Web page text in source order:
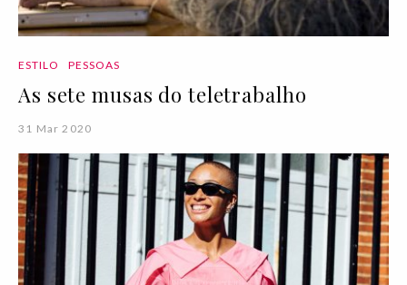
ESTILO PESSOAS
As sete musas do teletrabalho
31 Mar 2020